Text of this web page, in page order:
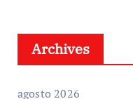
Archives
agosto 2026